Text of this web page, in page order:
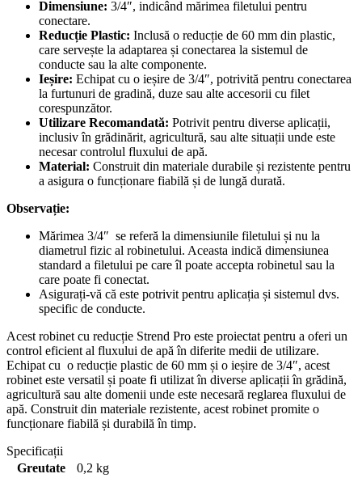
Dimensiune: 3/4″, indicând mărimea filetului pentru
conectare.
Reducție Plastic: Inclusă o reducție de 60 mm din plastic,
care servește la adaptarea și conectarea la sistemul de
conducte sau la alte componente.
Ieșire: Echipat cu o ieșire de 3/4″, potrivită pentru conectarea
la furtunuri de gradină, duze sau alte accesorii cu filet
corespunzător.
Utilizare Recomandată: Potrivit pentru diverse aplicații,
inclusiv în grădinărit, agricultură, sau alte situații unde este
necesar controlul fluxului de apă.
Material: Construit din materiale durabile și rezistente pentru
a asigura o funcționare fiabilă și de lungă durată.
Observație:
Mărimea 3/4″ se referă la dimensiunile filetului și nu la
diametrul fizic al robinetului. Aceasta indică dimensiunea
standard a filetului pe care îl poate accepta robinetul sau la
care poate fi conectat.
Asigurați-vă că este potrivit pentru aplicația și sistemul dvs.
specific de conducte.
Acest robinet cu reducție Strend Pro este proiectat pentru a oferi un
control eficient al fluxului de apă în diferite medii de utilizare.
Echipat cu o reducție plastic de 60 mm și o ieșire de 3/4″, acest
robinet este versatil și poate fi utilizat în diverse aplicații în grădină,
agricultură sau alte domenii unde este necesară reglarea fluxului de
apă. Construit din materiale rezistente, acest robinet promite o
funcționare fiabilă și durabilă în timp.
Specificații
Greutate
0,2 kg